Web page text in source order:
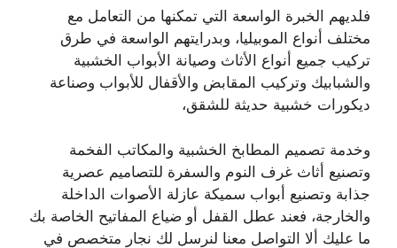
فلديهم الخبرة الواسعة التي تمكنها من التعامل مع
مختلف أنواع الموبيليا، وبدرايتهم الواسعة في طرق
تركيب جميع أنواع الأثاث وصيانة الأبواب الخشبية
والشبابيك وتركيب المقابض والأقفال للأبواب وصناعة
ديكورات خشبية حديثة للشقق،
وخدمة تصميم المطابخ الخشبية والمكاتب الفخمة
وتصنيع أثاث غرف النوم والسفرة للتصاميم عصرية
جذابة وتصنيع أبواب سميكة عازلة الأصوات الداخلة
والخارجة، فعند عطل القفل أو ضياع المفاتيح الخاصة بك
ما عليك ألا التواصل معنا لنرسل لك نجار متخصص في